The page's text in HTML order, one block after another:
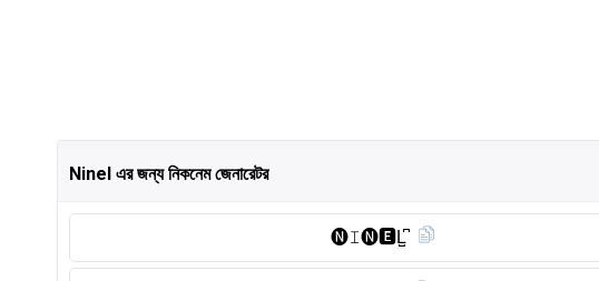
Ninel এর জন্য নিকনেম জেনারেটর
🅝︎𝙸🅝︎🅴︎L̺͆